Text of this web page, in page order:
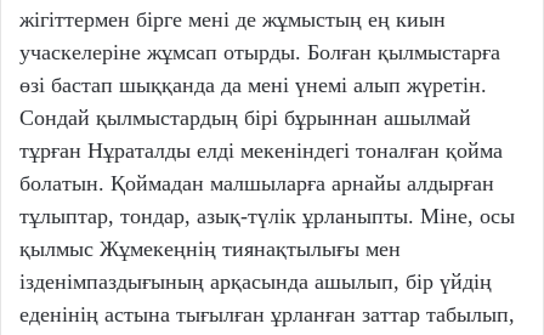
жігіттермен бірге мені де жұмыстың ең киын
учаскелеріне жұмсап отырды. Болған қылмыстарға
өзі бастап шыққанда да мені үнемі алып жүретін.
Сондай қылмыстардың бірі бұрыннан ашылмай
тұрған Нұраталды елді мекеніндегі тоналған қойма
болатын. Қоймадан малшыларға арнайы алдырған
тұлыптар, тондар, азық-түлік ұрланыпты. Міне, осы
қылмыс Жұмекеңнің тиянақтылығы мен
ізденімпаздығының арқасында ашылып, бір үйдің
еденінің астына тығылған ұрланған заттар табылып,